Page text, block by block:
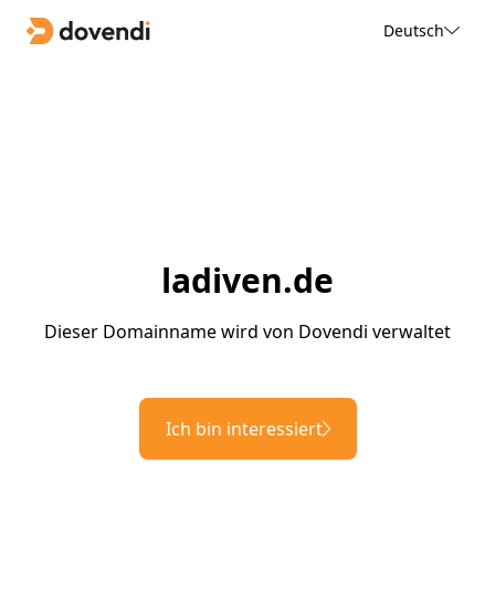
Deutsch
ladiven.de
Dieser Domainname wird von Dovendi verwaltet
Ich bin interessiert